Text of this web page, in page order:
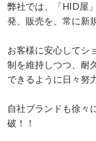
弊社では、「HID屋
発、販売を、常に新
お客様に安心してシ
制を維持しつつ、耐
できるように日々努
自社ブランドも徐々
破！！